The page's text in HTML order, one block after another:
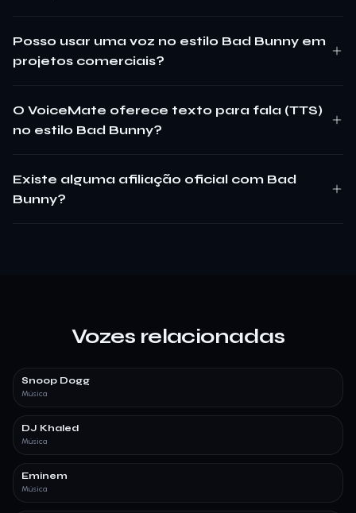
Posso usar uma voz no estilo Bad Bunny em
projetos comerciais?
O VoiceMate oferece texto para fala (TTS)
no estilo Bad Bunny?
Existe alguma afiliação oficial com Bad
Bunny?
Vozes relacionadas
Snoop Dogg
Música
DJ Khaled
Música
Eminem
Música